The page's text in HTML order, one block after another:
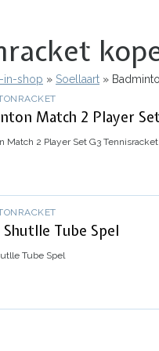
in-shop Soellaart
Match 2 Player
Match 2 Player Set G3
Tube Spel
Tube Spel